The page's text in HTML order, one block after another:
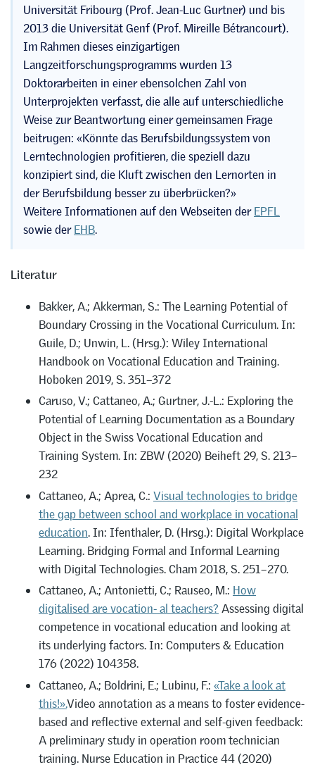
Universität Fribourg (Prof. Jean-Luc Gurtner) und bis
2013 die Universität Genf (Prof. Mireille Bétrancourt).
Im Rahmen dieses einzigartigen
Langzeitforschungsprogramms wurden 13
Doktorarbeiten in einer ebensolchen Zahl von
Unterprojekten verfasst, die alle auf unterschiedliche
Weise zur Beantwortung einer gemeinsamen Frage
beitrugen: «Könnte das Berufsbildungssystem von
Lerntechnologien profitieren, die speziell dazu
konzipiert sind, die Kluft zwischen den Lernorten in
der Berufsbildung besser zu überbrücken?»
Weitere Informationen auf den Webseiten derEPFL
sowie derEHB.
Literatur
Bakker, A.; Akkerman, S.: The Learning Potential of
Boundary Crossing in the Vocational Curriculum. In:
Guile, D.; Unwin, L. (Hrsg.): Wiley International
Handbook on Vocational Education and Training.
Hoboken 2019, S. 351–372
Caruso, V.; Cattaneo, A.; Gurtner, J.-L.: Exploring the
Potential of Learning Documentation as a Boundary
Object in the Swiss Vocational Education and
Training System. In: ZBW (2020) Beiheft 29, S. 213–
232
Cattaneo, A.; Aprea, C.: Visual technologies to bridge
the gap between school and workplace in vocational
education. In: Ifenthaler, D. (Hrsg.): Digital Workplace
Learning. Bridging Formal and Informal Learning
with Digital Technologies. Cham 2018, S. 251–270.
Cattaneo, A.; Antonietti, C.; Rauseo, M.: How
digitalised are vocation- al teachers? Assessing digital
competence in vocational education and looking at
its underlying factors. In: Computers & Education
176 (2022) 104358.
Cattaneo, A.; Boldrini, E.; Lubinu, F.: «Take a look at
this!».Video annotation as a means to foster evidence-
based and reflective external and self-given feedback:
A preliminary study in operation room technician
training. Nurse Education in Practice 44 (2020)